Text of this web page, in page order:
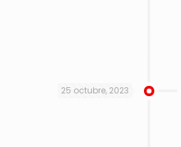
25 octubre, 2023